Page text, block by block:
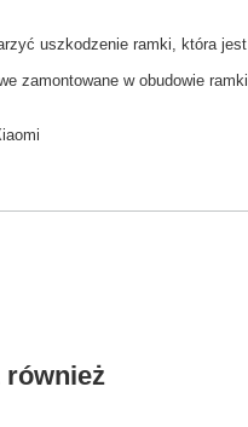
uszkodzenie ramki, która jest
zamontowane w obudowie ramki
również